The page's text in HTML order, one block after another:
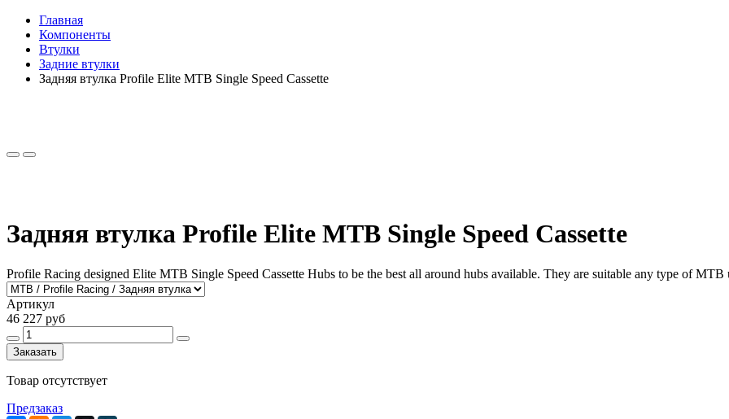
Главная
Компоненты
Втулки
Задние втулки
Задняя втулка Profile Elite MTB Single Speed Cassette
Задняя втулка Profile Elite MTB Single Speed Cassette
Profile Racing designed Elite MTB Single Speed Cassette Hubs to be the best all around hubs available. They are suitable any type of MTB
Артикул
46 227 руб
Заказать
Товар отсутствует
Предзаказ